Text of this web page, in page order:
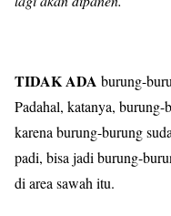
TIDAK ADA burung-
Padahal, katanya,
karena burung-burung
padi, bisa jadi burung-
di area sawah itu.